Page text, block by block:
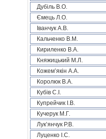
Дубіль В.О.
Ємець Л.О.
Іванчук А.В.
Кальченко В.М.
Кириленко В.А.
Княжицький М.Л.
Кожем’якін А.А.
Королюк В.А.
Кубів С.І.
Купрейчик І.В.
Кучерук М.Г.
Лук’янчук Р.В.
Луценко І.С.